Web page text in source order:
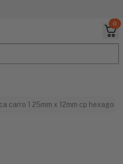
0
carro 1 25mm x 12mm cp